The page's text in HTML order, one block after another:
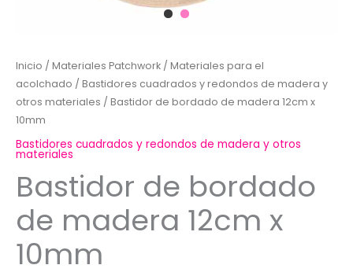
Inicio / Materiales Patchwork / Materiales para el
acolchado / Bastidores cuadrados y redondos de madera y
otros materiales / Bastidor de bordado de madera 12cm x
10mm
Bastidores cuadrados y redondos de madera y otros
materiales
Bastidor de bordado
de madera 12cm x
10mm